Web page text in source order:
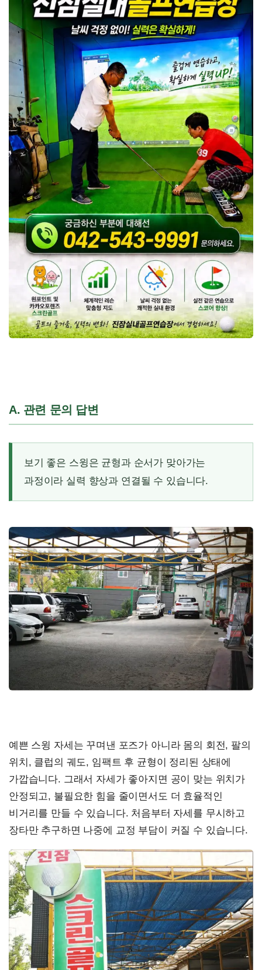
A. 관련 문의 답변
보기 좋은 스윙은 균형과 순서가 맞아가는
과정이라 실력 향상과 연결될 수 있습니다.
예쁜 스윙 자세는 꾸며낸 포즈가 아니라 몸의 회전, 팔의
위치, 클럽의 궤도, 임팩트 후 균형이 정리된 상태에
가깝습니다. 그래서 자세가 좋아지면 공이 맞는 위치가
안정되고, 불필요한 힘을 줄이면서도 더 효율적인
비거리를 만들 수 있습니다. 처음부터 자세를 무시하고
장타만 추구하면 나중에 교정 부담이 커질 수 있습니다.